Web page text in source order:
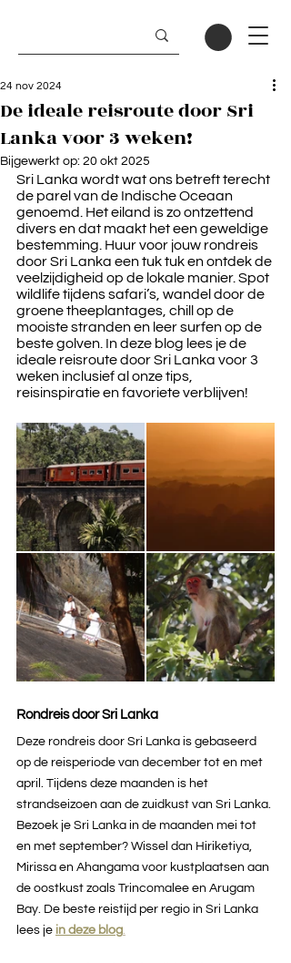
De ideale reisroute door Sri
Lanka voor 3 weken!
24 nov 2024
Bijgewerkt op: 20 okt 2025
Sri Lanka wordt wat ons betreft terecht
de parel van de Indische Oceaan
genoemd. Het eiland is zo ontzettend
divers en dat maakt het een geweldige
bestemming. Huur voor jouw rondreis
door Sri Lanka een tuk tuk en ontdek de
veelzijdigheid op de lokale manier. Spot
wildlife tijdens safari’s, wandel door de
groene theeplantages, chill op de
mooiste stranden en leer surfen op de
beste golven. In deze blog lees je de
ideale reisroute door Sri Lanka voor 3
weken inclusief al onze tips,
reisinspiratie en favoriete verblijven!
Rondreis door Sri Lanka
Deze rondreis door Sri Lanka is gebaseerd
op de reisperiode van december tot en met
april. Tijdens deze maanden is het
strandseizoen aan de zuidkust van Sri Lanka.
Bezoek je Sri Lanka in de maanden mei tot
en met september? Wissel dan Hiriketiya,
Mirissa en Ahangama voor kustplaatsen aan
de oostkust zoals Trincomalee en Arugam
Bay. De beste reistijd per regio in Sri Lanka
lees je in deze blog